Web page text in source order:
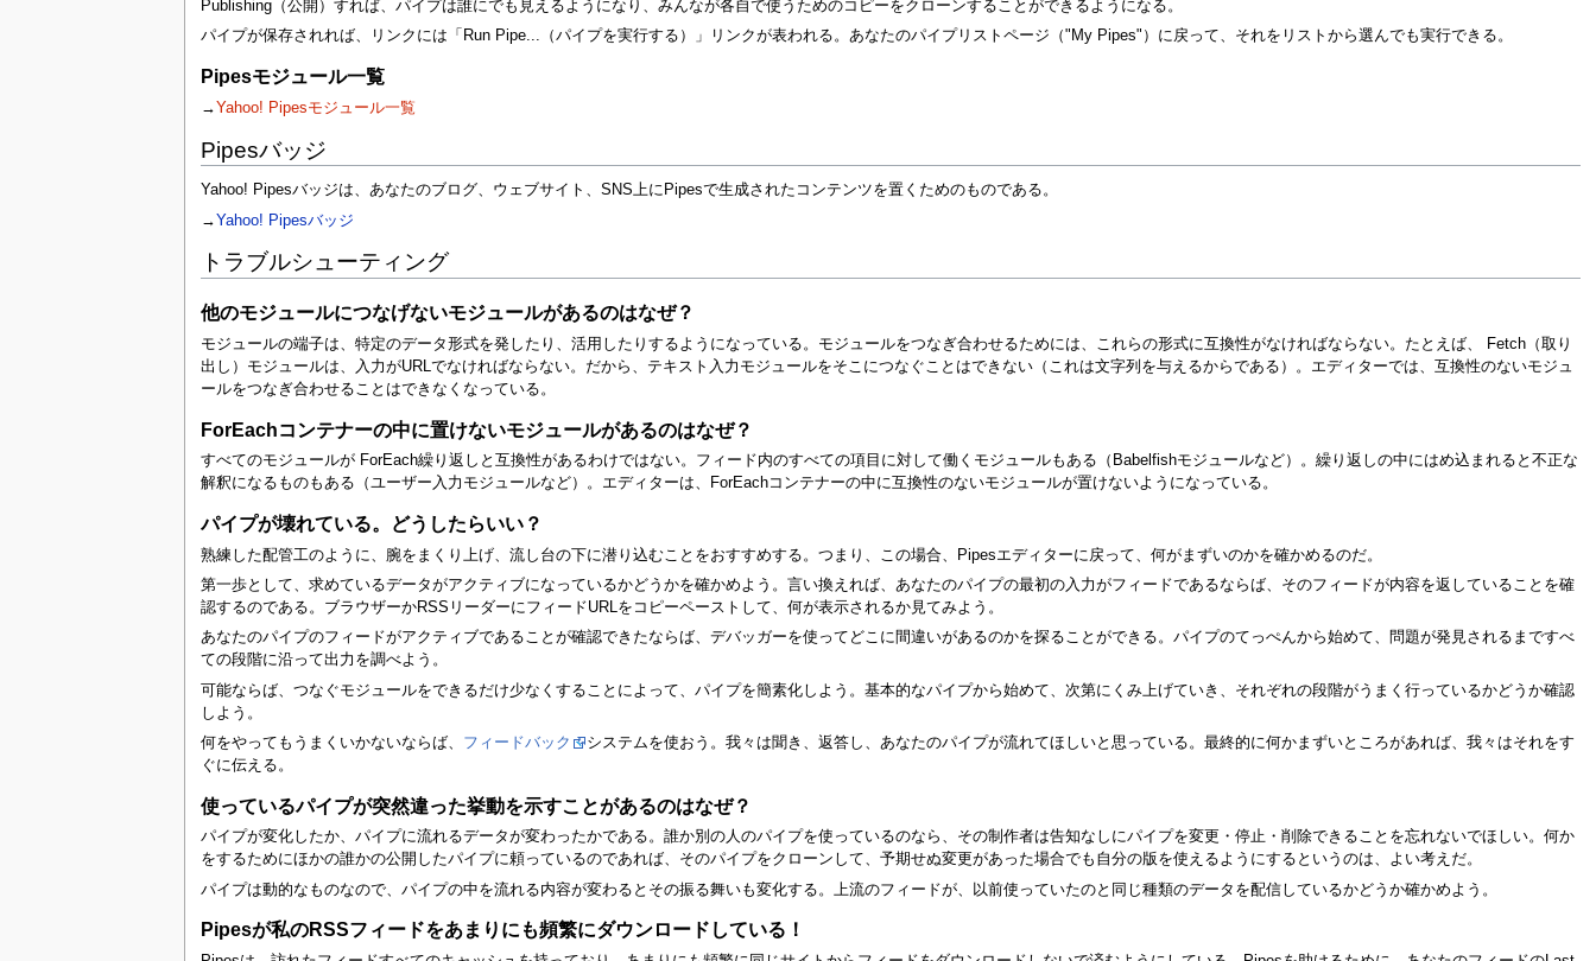
Publishing（公開）すれば、パイプは誰にでも見えるようになり、みんなが各自で使うためのコピーをクローンすることができるようになる。
パイプが保存されれば、リンクには「Run Pipe...（パイプを実行する）」リンクが表われる。あなたのパイプリストページ（"My Pipes"）に戻って、それをリストから選んでも実行できる。
Pipesモジュール一覧
→Yahoo! Pipesモジュール一覧
Pipesバッジ
Yahoo! Pipesバッジは、あなたのブログ、ウェブサイト、SNS上にPipesで生成されたコンテンツを置くためのものである。
→Yahoo! Pipesバッジ
トラブルシューティング
他のモジュールにつなげないモジュールがあるのはなぜ？
モジュールの端子は、特定のデータ形式を発したり、活用したりするようになっている。モジュールをつなぎ合わせるためには、これらの形式に互換性がなければならない。たとえば、 Fetch（取り
出し）モジュールは、入力がURLでなければならない。だから、テキスト入力モジュールをそこにつなぐことはできない（これは文字列を与えるからである）。エディターでは、互換性のないモジュ
ールをつなぎ合わせることはできなくなっている。
ForEachコンテナーの中に置けないモジュールがあるのはなぜ？
すべてのモジュールが ForEach繰り返しと互換性があるわけではない。フィード内のすべての項目に対して働くモジュールもある（Babelfishモジュールなど）。繰り返しの中にはめ込まれると不正な
解釈になるものもある（ユーザー入力モジュールなど）。エディターは、ForEachコンテナーの中に互換性のないモジュールが置けないようになっている。
パイプが壊れている。どうしたらいい？
熟練した配管工のように、腕をまくり上げ、流し台の下に潜り込むことをおすすめする。つまり、この場合、Pipesエディターに戻って、何がまずいのかを確かめるのだ。
第一歩として、求めているデータがアクティブになっているかどうかを確かめよう。言い換えれば、あなたのパイプの最初の入力がフィードであるならば、そのフィードが内容を返していることを確
認するのである。ブラウザーかRSSリーダーにフィードURLをコピーペーストして、何が表示されるか見てみよう。
あなたのパイプのフィードがアクティブであることが確認できたならば、デバッガーを使ってどこに間違いがあるのかを探ることができる。パイプのてっぺんから始めて、問題が発見されるまですべ
ての段階に沿って出力を調べよう。
可能ならば、つなぐモジュールをできるだけ少なくすることによって、パイプを簡素化しよう。基本的なパイプから始めて、次第にくみ上げていき、それぞれの段階がうまく行っているかどうか確認
しよう。
何をやってもうまくいかないならば、 フィードバック
システムを使おう。我々は聞き、返答し、あなたのパイプが流れてほしいと思っている。最終的に何かまずいところがあれば、我々はそれをす
ぐに伝える。
使っているパイプが突然違った挙動を示すことがあるのはなぜ？
パイプが変化したか、パイプに流れるデータが変わったかである。誰か別の人のパイプを使っているのなら、その制作者は告知なしにパイプを変更・停止・削除できることを忘れないでほしい。何か
をするためにほかの誰かの公開したパイプに頼っているのであれば、そのパイプをクローンして、予期せぬ変更があった場合でも自分の版を使えるようにするというのは、よい考えだ。
パイプは動的なものなので、パイプの中を流れる内容が変わるとその振る舞いも変化する。上流のフィードが、以前使っていたのと同じ種類のデータを配信しているかどうか確かめよう。
Pipesが私のRSSフィードをあまりにも頻繁にダウンロードしている！